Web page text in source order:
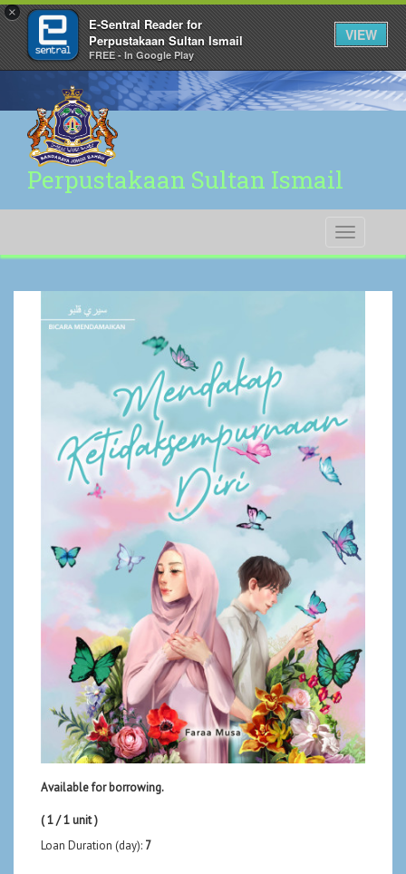
×
E-Sentral Reader for
Perpustakaan Sultan Ismail
FREE - In Google Play
VIEW
Perpustakaan Sultan Ismail
Toggle
Available for borrowing.
( 1 / 1 unit )
Loan Duration (day): 7